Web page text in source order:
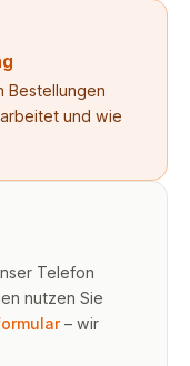
Bestellungen
und wie
Telefon
nutzen Sie
– wir